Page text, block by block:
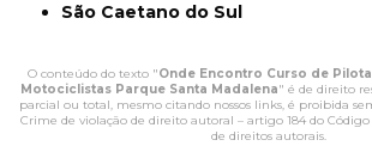
São Caetano do Sul
O conteúdo do texto "Onde Encontro Curso de
Motociclistas Parque Santa Madalena" é de direito
parcial ou total, mesmo citando nossos links, é proibida
Crime de violação de direito autoral – artigo 184 do Código
de direitos autorais.